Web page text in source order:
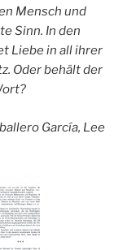
Mensch und
Sinn. In den
Liebe in all ihrer
Oder behält der
García, Lee